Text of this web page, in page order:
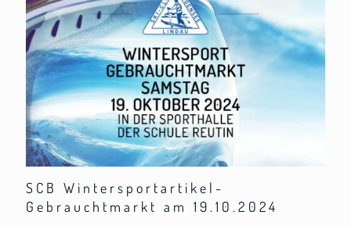
SCB Wintersportartikel-
Gebrauchtmarkt am 19.10.2024